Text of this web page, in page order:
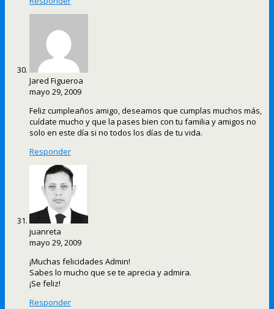
Jared Figueroa
mayo 29, 2009
Feliz cumpleaños amigo, deseamos que cumplas muchos más,
cuídate mucho y que la pases bien con tu familia y amigos no
solo en este día si no todos los días de tu vida.
Responder
juanreta
mayo 29, 2009
¡Muchas felicidades Admin!
Sabes lo mucho que se te aprecia y admira.
¡Se feliz!
Responder